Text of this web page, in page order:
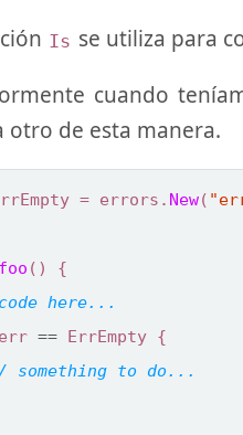
Is se utiliza para
cuando
otro de esta manera.
= errors . New(
foo ()
{
err == ErrEmpty {